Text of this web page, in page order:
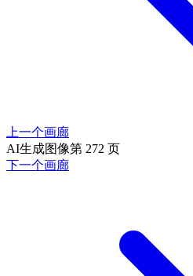
上一个画廊
AI生成图像第 272 页
下一个画廊